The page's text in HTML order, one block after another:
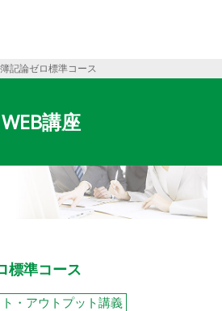
記論ゼロ標準コース
WEB講座
標準コース
・アウトプット講義